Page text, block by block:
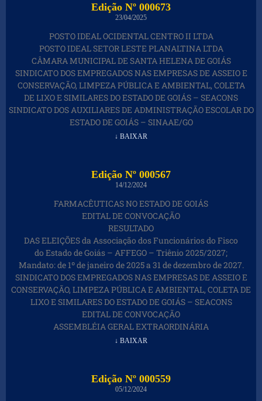
Edição Nº 000673
23/04/2025
POSTO IDEAL OCIDENTAL CENTRO II LTDA
POSTO IDEAL SETOR LESTE PLANALTINA LTDA
CÂMARA MUNICIPAL DE SANTA HELENA DE GOIÁS
SINDICATO DOS EMPREGADOS NAS EMPRESAS DE ASSEIO E
CONSERVAÇÃO, LIMPEZA PÚBLICA E AMBIENTAL, COLETA
DE LIXO E SIMILARES DO ESTADO DE GOIÁS – SEACONS
SINDICATO DOS AUXILIARES DE ADMINISTRAÇÃO ESCOLAR DO
ESTADO DE GOIÁS – SINAAE/GO
↓ BAIXAR
Edição Nº 000567
14/12/2024
FARMACÊUTICAS NO ESTADO DE GOIÁS
EDITAL DE CONVOCAÇÃO
RESULTADO
DAS ELEIÇÕES da Associação dos Funcionários do Fisco
do Estado de Goiás – AFFEGO – Triênio 2025/2027;
Mandato: de 1º de janeiro de 2025 a 31 de dezembro de 2027.
SINDICATO DOS EMPREGADOS NAS EMPRESAS DE ASSEIO E
CONSERVAÇÃO, LIMPEZA PÚBLICA E AMBIENTAL, COLETA DE
LIXO E SIMILARES DO ESTADO DE GOIÁS – SEACONS
EDITAL DE CONVOCAÇÃO
ASSEMBLÉIA GERAL EXTRAORDINÁRIA
↓ BAIXAR
Edição Nº 000559
05/12/2024